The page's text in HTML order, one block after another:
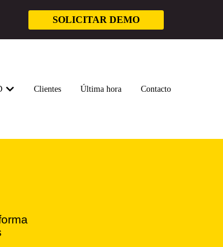
SOLICITAR DEMO
SOLUCIONES
MOSTRAR SUBMENÚ DE I+D
Clientes Última hora Contacto